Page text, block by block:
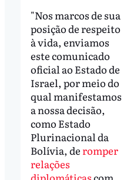
"Nos marcos de sua
posição de respeito
à vida, enviamos
este comunicado
oficial ao Estado de
Israel, por meio do
qual manifestamos
a nossa decisão,
como Estado
Plurinacional da
Bolívia, de romper
relações